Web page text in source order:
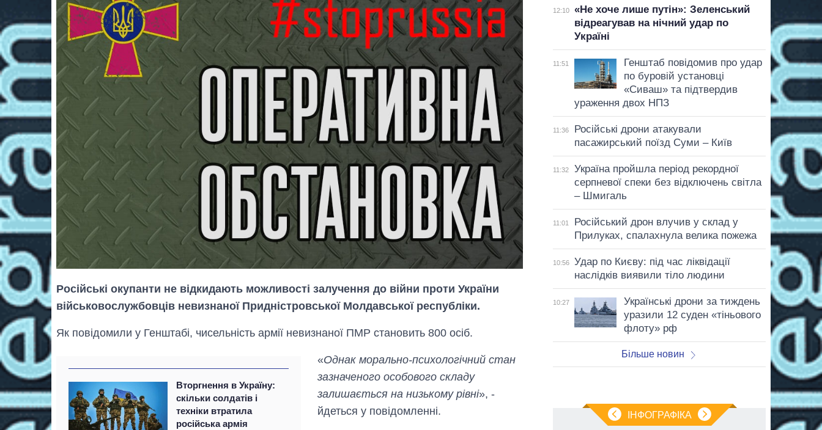
Російські окупанти не відкидають можливості залучення до війни проти України
військовослужбовців невизнаної Придністровської Молдавської республіки.
Як повідомили у Генштабі, чисельність армії невизнаної ПМР становить 800 осіб.
Вторгнення в Україну:
скільки солдатів і
техніки втратила
російська армія
«Однак морально-психологічний стан
зазначеного особового складу
залишається на низькому рівні», -
йдеться у повідомленні.
12:10
«Не хоче лише путін»: Зеленський
відреагував на нічний удар по
Україні
11:51
Генштаб повідомив про удар
по буровій установці
«Сиваш» та підтвердив
ураження двох НПЗ
11:36
Російські дрони атакували
пасажирський поїзд Суми – Київ
11:32
Україна пройшла період рекордної
серпневої спеки без відключень світла
– Шмигаль
11:01
Російський дрон влучив у склад у
Прилуках, спалахнула велика пожежа
10:56
Удар по Києву: під час ліквідації
наслідків виявили тіло людини
10:27
Українські дрони за тиждень
уразили 12 суден «тіньового
флоту» рф
Більше новин
ІНФОГРАФІКА